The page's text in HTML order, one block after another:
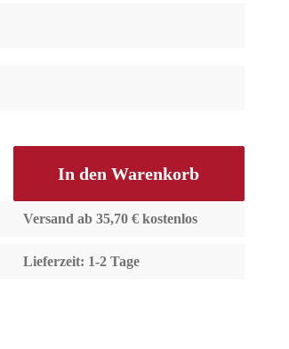
Versand ab 35,70 € kostenlos
Lieferzeit: 1-2 Tage
In den Warenkorb